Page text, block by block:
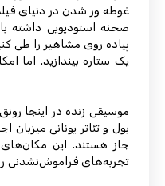
غوطه ور شدن در دنیای
صحنه استودیویی داشته
پیاده روی مشاهیر را طی
یک ستاره بیندازید. اما
موسیقی زنده در اینجا
بول و تئاتر یونانی میزبان
جاز هستند. این مکان‌های
تجربه‌های فراموش‌نشدنی